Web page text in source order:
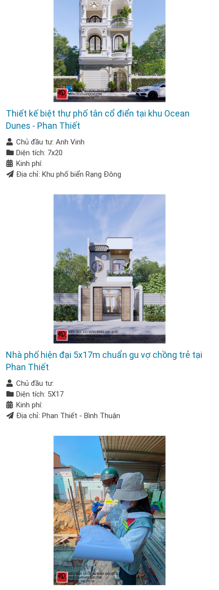
Thiết kế biệt thự phố tân cổ điển tại khu Ocean
Dunes - Phan Thiết
Chủ đầu tư: Anh Vinh
Diện tích: 7x20
Kinh phí:
Địa chỉ: Khu phố biển Rạng Đông
Nhà phố hiện đại 5x17m chuẩn gu vợ chồng trẻ tại
Phan Thiết
Chủ đầu tư:
Diện tích: 5X17
Kinh phí:
Địa chỉ: Phan Thiết - Bình Thuận